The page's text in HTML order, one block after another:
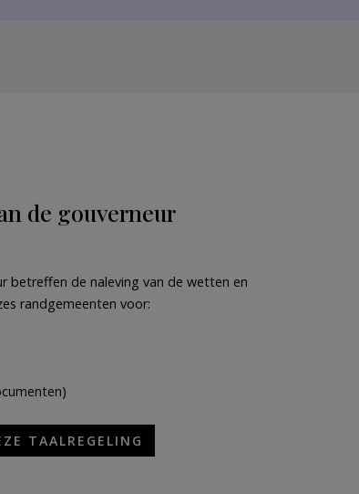
de gouverneur
betreffen de naleving van de wetten en
randgemeenten voor:
TAALREGELING